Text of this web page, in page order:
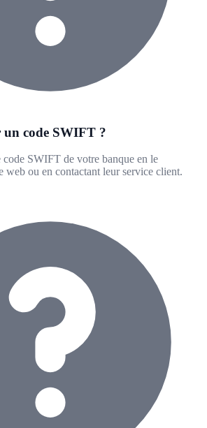
code SWIFT ?
SWIFT de votre banque en le
web ou en contactant leur service client.